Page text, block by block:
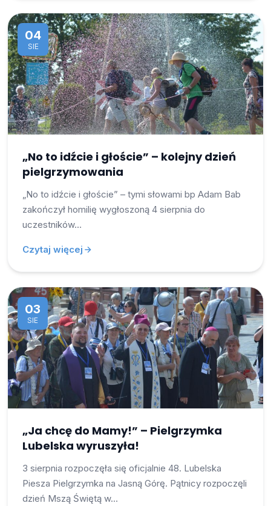
04
SIE
„No to idźcie i głoście” – kolejny dzień
pielgrzymowania
„No to idźcie i głoście” – tymi słowami bp Adam Bab
zakończył homilię wygłoszoną 4 sierpnia do
uczestników…
Czytaj więcej
03
SIE
„Ja chcę do Mamy!” – Pielgrzymka
Lubelska wyruszyła!
3 sierpnia rozpoczęła się oficjalnie 48. Lubelska
Piesza Pielgrzymka na Jasną Górę. Pątnicy rozpoczęli
dzień Mszą Świętą w…